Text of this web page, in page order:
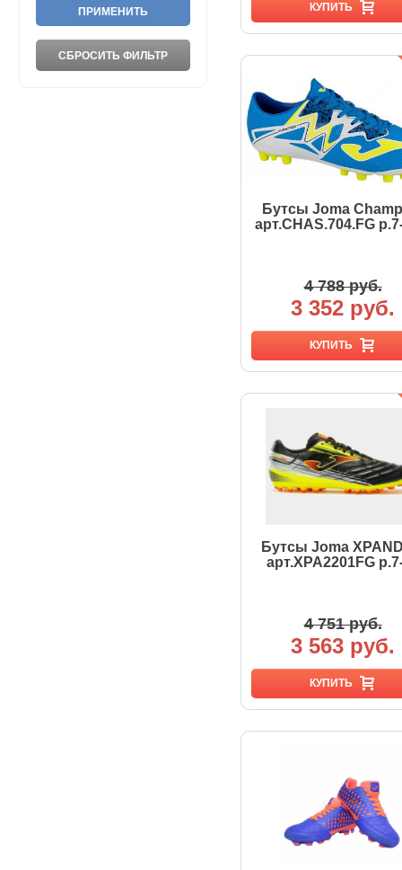
КУПИТЬ
Бутсы Joma
арт.CHAS.704.FG
4 788 руб.
3 352 руб.
КУПИТЬ
Бутсы Joma
арт.XPA2201FG
4 751 руб.
3 563 руб.
КУПИТЬ